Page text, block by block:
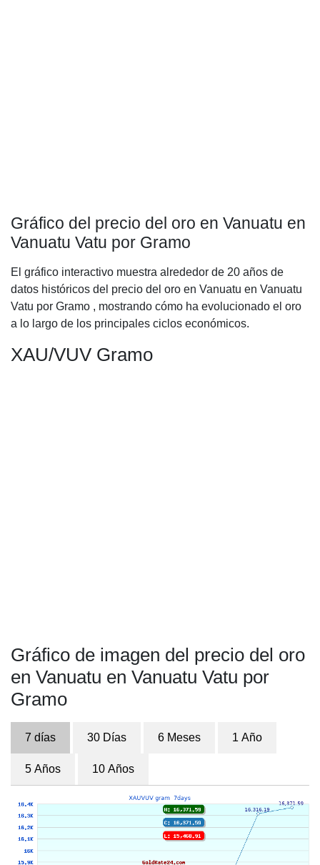
Gráfico del precio del oro en Vanuatu en
Vanuatu Vatu por Gramo
El gráfico interactivo muestra alrededor de 20 años de
datos históricos del precio del oro en Vanuatu en Vanuatu
Vatu por Gramo , mostrando cómo ha evolucionado el oro
a lo largo de los principales ciclos económicos.
XAU/VUV Gramo
Gráfico de imagen del precio del oro
en Vanuatu en Vanuatu Vatu por
Gramo
7 días 30 Días 6 Meses 1 Año
5 Años 10 Años